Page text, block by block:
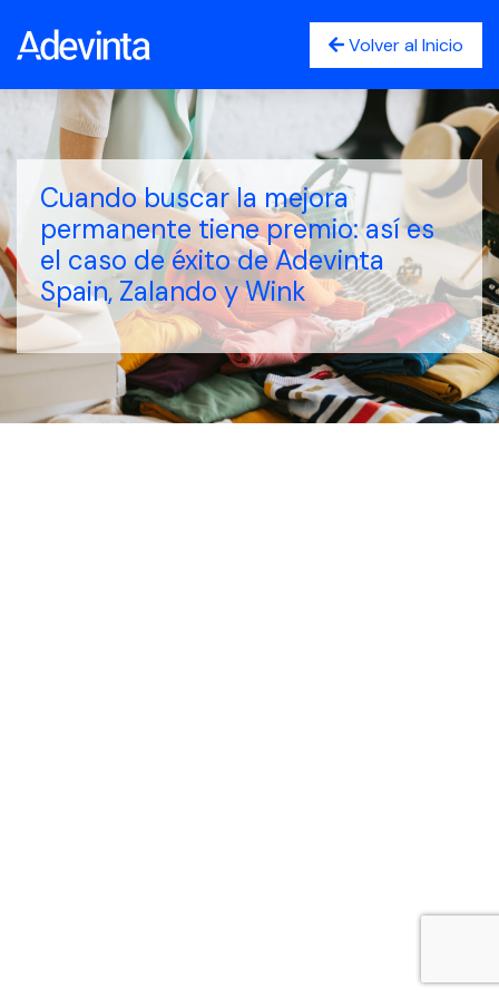
Volver al Inicio
Cuando buscar la mejora
permanente tiene premio: así es
el caso de éxito de Adevinta
Spain, Zalando y Wink